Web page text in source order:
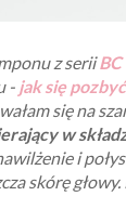
z serii
- jak się
się na
w
i
skórę